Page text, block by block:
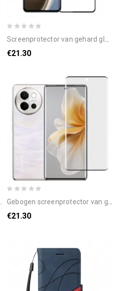
screenprotector van gehard glas voor v40 lite 5g (zwarte rand)
€21.30
gebogen screenprotector van gehard glas voor v40 lite 5g
€21.30